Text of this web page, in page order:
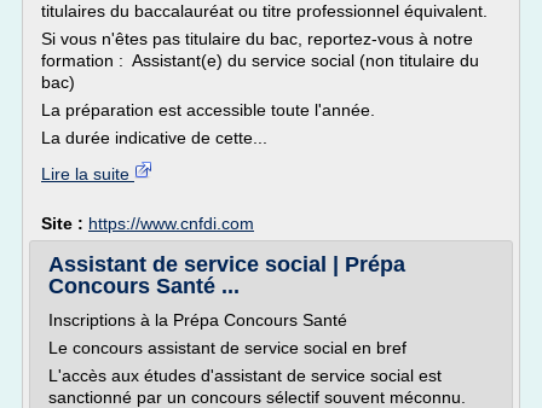
titulaires du baccalauréat ou titre professionnel équivalent.
Si vous n'êtes pas titulaire du bac, reportez-vous à notre
formation : Assistant(e) du service social (non titulaire du
bac)
La préparation est accessible toute l'année.
La durée indicative de cette...
Lire la suite
Site : https://www.cnfdi.com
Assistant de service social | Prépa
Concours Santé ...
Inscriptions à la Prépa Concours Santé
Le concours assistant de service social en bref
L'accès aux études d'assistant de service social est
sanctionné par un concours sélectif souvent méconnu.